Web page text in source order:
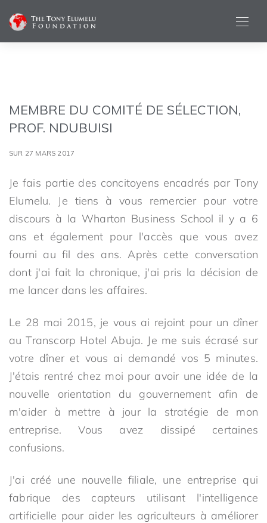
MEMBRE DU COMITÉ DE SÉLECTION,
PROF. NDUBUISI
SUR 27 MARS 2017
Je fais partie des concitoyens encadrés par Tony
Elumelu. Je tiens à vous remercier pour votre
discours à la Wharton Business School il y a 6
ans et également pour l'accès que vous avez
fourni au fil des ans. Après cette conversation
dont j'ai fait la chronique, j'ai pris la décision de
me lancer dans les affaires.
Le 28 mai 2015, je vous ai rejoint pour un dîner
au Transcorp Hotel Abuja. Je me suis écrasé sur
votre dîner et vous ai demandé vos 5 minutes.
J'étais rentré chez moi pour avoir une idée de la
nouvelle orientation du gouvernement afin de
m'aider à mettre à jour la stratégie de mon
entreprise. Vous avez dissipé certaines
confusions.
J'ai créé une nouvelle filiale, une entreprise qui
fabrique des capteurs utilisant l'intelligence
artificielle pour aider les agriculteurs à améliorer